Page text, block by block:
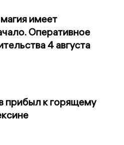
имеет
Оперативное
4 августа
прибыл к горящему